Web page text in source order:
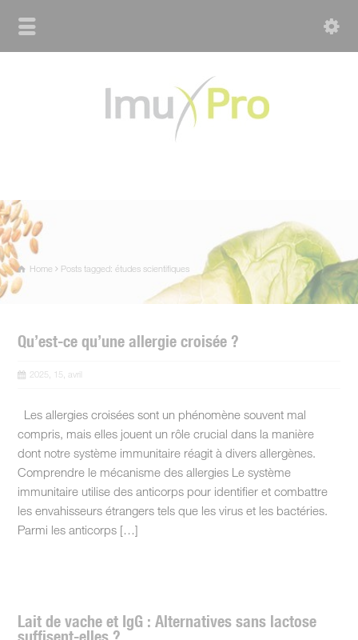
Home Posts tagged: études scientifiques
Qu’est-ce qu’une allergie croisée ?
2025, 15, avril
Les allergies croisées sont un phénomène souvent mal
compris, mais elles jouent un rôle crucial dans la manière
dont notre système immunitaire réagit à divers allergènes.
Comprendre le mécanisme des allergies Le système
immunitaire utilise des anticorps pour identifier et combattre
les envahisseurs étrangers tels que les virus et les bactéries.
Parmi les anticorps […]
Lait de vache et IgG : Alternatives sans lactose